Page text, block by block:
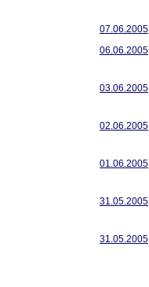
07.06.2005
06.06.2005
03.06.2005
02.06.2005
01.06.2005
31.05.2005
31.05.2005